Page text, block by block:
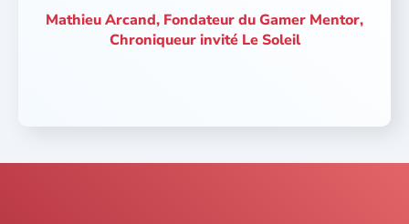
Mathieu Arcand, Fondateur du Gamer Mentor,
Chroniqueur invité Le Soleil